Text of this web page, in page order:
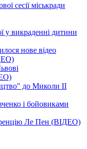
сесії міськради
у викраденні дитини
нове відео
до Миколи ІІ
і бойовиками
Ле Пен (ВІДЕО)